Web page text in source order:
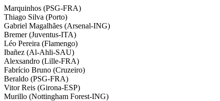
Marquinhos (PSG-FRA)
Thiago Silva (Porto)
Gabriel Magalhães (Arsenal-ING)
Bremer (Juventus-ITA)
Léo Pereira (Flamengo)
Ibañez (Al-Ahli-SAU)
Alexsandro (Lille-FRA)
Fabrício Bruno (Cruzeiro)
Beraldo (PSG-FRA)
Vitor Reis (Girona-ESP)
Murillo (Nottingham Forest-ING)